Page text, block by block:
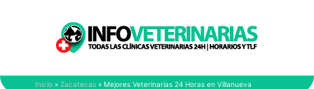
Inicio » Zacatecas » Mejores Veterinarias 24 Horas en Villanueva